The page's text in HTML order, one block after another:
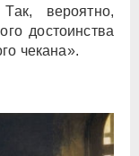
вероятно,
достоинства
чекана».